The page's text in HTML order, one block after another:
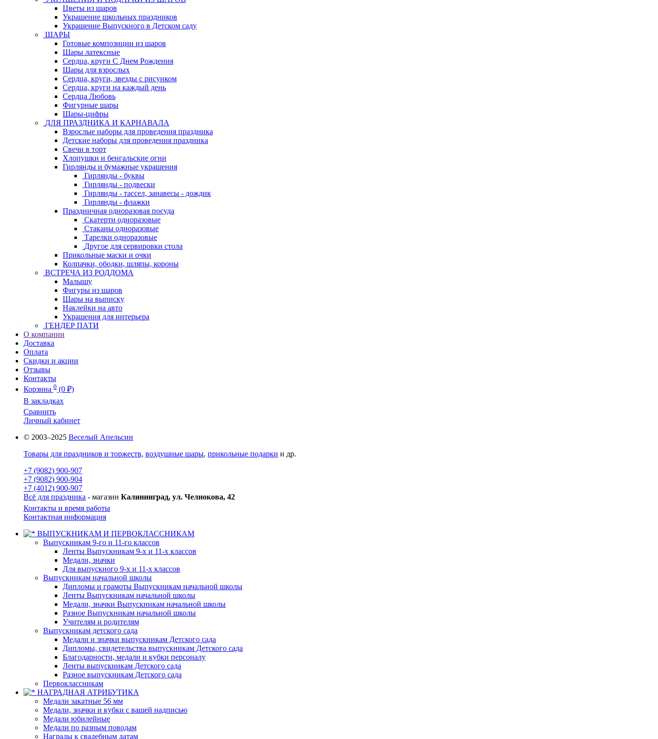
Цветы из шаров
Украшение школьных праздников
Украшение Выпускного в Детском саду
ШАРЫ
Готовые композиции из шаров
Шары латексные
Сердца, круги С Днем Рождения
Шары для взрослых
Сердца, круги, звезды с рисунком
Сердца, круги на каждый день
Сердца Любовь
Фигурные шары
Шары-цифры
ДЛЯ ПРАЗДНИКА И КАРНАВАЛА
Взрослые наборы для проведения праздника
Детские наборы для проведения праздника
Свечи в торт
Хлопушки и бенгальские огни
Гирлянды и бумажные украшения
Гирлянды - буквы
Гирлянды - подвески
Гирлянды - тассел, занавесы - дождик
Гирлянды - флажки
Праздничная одноразовая посуда
Скатерти одноразовые
Стаканы одноразовые
Тарелки одноразовые
Другое для сервировки стола
Прикольные маски и очки
Колпачки, ободки, шляпы, короны
ВСТРЕЧА ИЗ РОДДОМА
Малышу
Фигуры из шаров
Шары на выписку
Наклейки на авто
Украшения для интерьера
ГЕНДЕР ПАТИ
О компании
Доставка
Оплата
Скидки и акции
Отзывы
Контакты
Корзина 0 (0 ₽)
В закладках
Сравнить
Личный кабинет
© 2003–2025 Веселый Апельсин
Товары для праздников и торжеств, воздушные шары, прикольные подарки и др.
+7 (9082) 900-907
+7 (9082) 900-904
+7 (4012) 900-907
Всё для праздника - магазин Калининград, ул. Челнокова, 42
Контакты и время работы
Контактная информация
ВЫПУСКНИКАМ И ПЕРВОКЛАССНИКАМ
Выпускникам 9-го и 11-го классов
Ленты Выпускникам 9-х и 11-х классов
Медали, значки
Для выпускного 9-х и 11-х классов
Выпускникам начальной школы
Дипломы и грамоты Выпускникам начальной школы
Ленты Выпускникам начальной школы
Медали, значки Выпускникам начальной школы
Разное Выпускникам начальной школы
Учителям и родителям
Выпускникам детского сада
Медали и значки выпускникам Детского сада
Дипломы, свидетельства выпускникам Детского сада
Благодарности, медали и кубки персоналу
Ленты выпускникам Детского сада
Разное выпускникам Детского сада
Первоклассникам
НАГРАДНАЯ АТРИБУТИКА
Медали закатные 56 мм
Медали, значки и кубки с вашей надписью
Медали юбилейные
Медали по разным поводам
Награды к свадебным датам